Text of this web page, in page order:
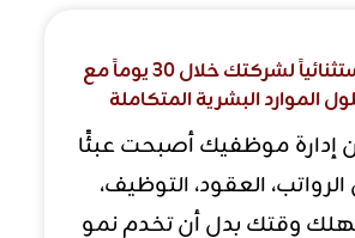
حقق نمواً استثنائياً لشركتك خلال 30 يوماً مع
الموارد البشرية المتكاملة
إدارة موظفيك أصبحت عبئًا
الرواتب، العقود، التوظيف،
وقتك بدل أن تخدم نمو